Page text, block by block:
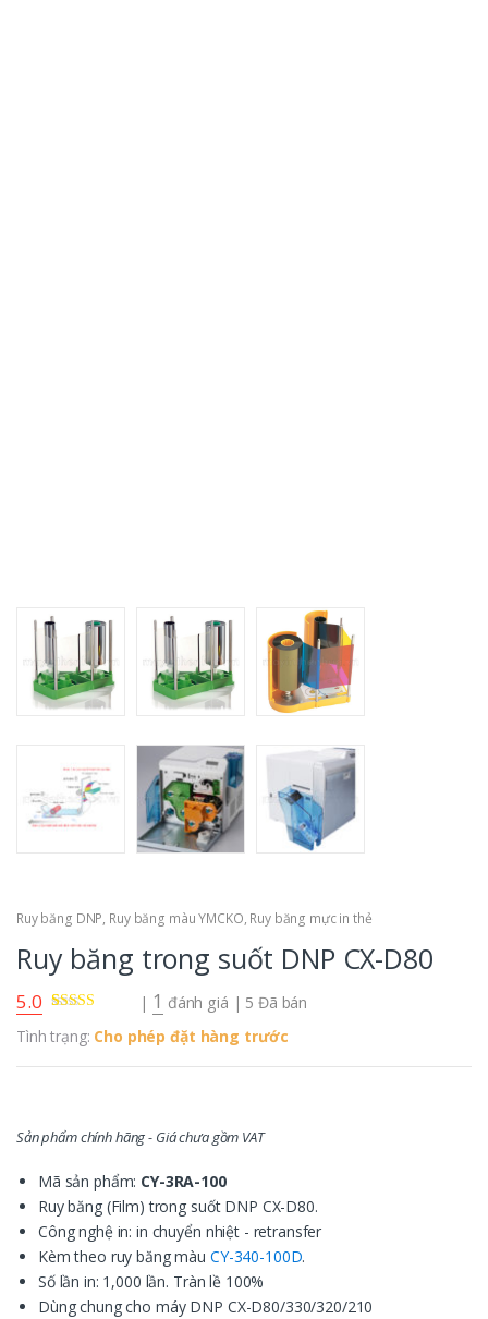
Ruy băng DNP, Ruy băng màu YMCKO, Ruy băng mực in thẻ
Ruy băng trong suốt DNP CX-D80
5.0
dựa trên đánh
| 1 đánh giá | 5 Đã bán
Tình trạng: Cho phép đặt hàng trước
Sản phẩm chính hãng - Giá chưa gồm VAT
Mã sản phẩm: CY-3RA-100
Ruy băng (Film) trong suốt DNP CX-D80.
Công nghệ in: in chuyển nhiệt - retransfer
Kèm theo ruy băng màu CY-340-100D.
Số lần in: 1,000 lần. Tràn lề 100%
Dùng chung cho máy DNP CX-D80/330/320/210